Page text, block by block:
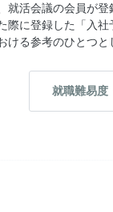
活会議の会員が
際に登録した「入
る参考のひとつと
就職難易度